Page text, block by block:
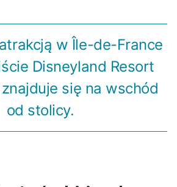
w Île-de-France
Disneyland Resort
się na wschód
od stolicy.